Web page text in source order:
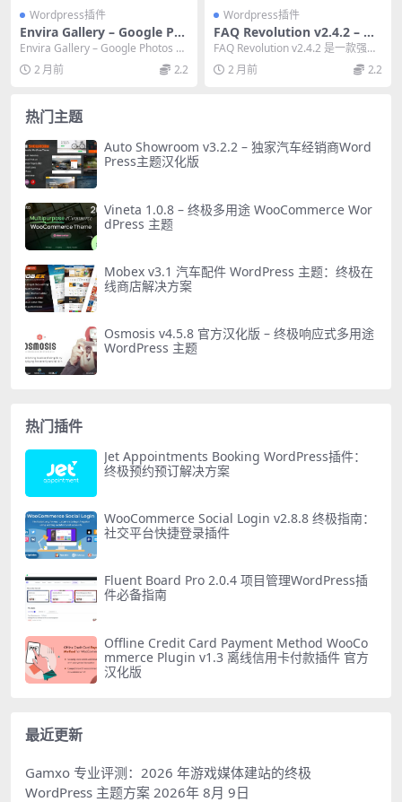
Wordpress插件
Envira Gallery – Google Ph
otos Addon 1.0.1 官方拓展
插件下载
Envira Gallery – Google Photos A
ddon是官方拓...
2 月前 2.2
Wordpress插件
FAQ Revolution v2.4.2 – 必
备WordPress常见问题插件，
提升SEO
FAQ Revolution v2.4.2 是一款强大
的WordPress常见问...
2 月前 2.2
热门主题
Auto Showroom v3.2.2 – 独家汽车经销商Word
Press主题汉化版
Vineta 1.0.8 – 终极多用途 WooCommerce Wor
dPress 主题
Mobex v3.1 汽车配件 WordPress 主题：终极在
线商店解决方案
Osmosis v4.5.8 官方汉化版 – 终极响应式多用途
WordPress 主题
热门插件
Jet Appointments Booking WordPress插件：
终极预约预订解决方案
WooCommerce Social Login v2.8.8 终极指南：
社交平台快捷登录插件
Fluent Board Pro 2.0.4 项目管理WordPress插
件必备指南
Offline Credit Card Payment Method WooCo
mmerce Plugin v1.3 离线信用卡付款插件 官方
汉化版
最近更新
Gamxo 专业评测：2026 年游戏媒体建站的终极
WordPress 主题方案 2026年 8月 9日